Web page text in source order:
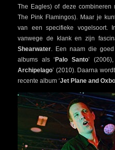
The Eagles) of deze combineren
The Pink Flamingos). Maar je
van een specifieke vogelsoort.
vanwege de klank en zijn
Shearwater . Een naam die
albums als ‘Palo Santo’ (2006),
Archipelago’ (2010). Daarna
recente album ‘Jet Plane and